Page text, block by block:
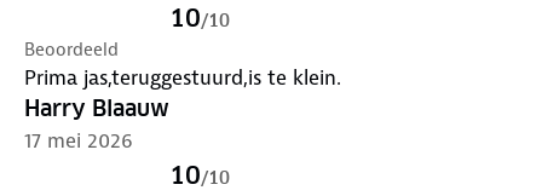
10/10
Beoordeeld
Prima jas,teruggestuurd,is te klein.
Harry Blaauw
17 mei 2026
10/10